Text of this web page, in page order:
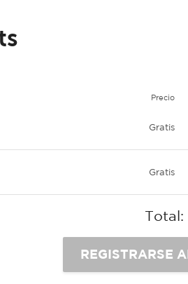
Precio
Gratis
Gratis
Total: